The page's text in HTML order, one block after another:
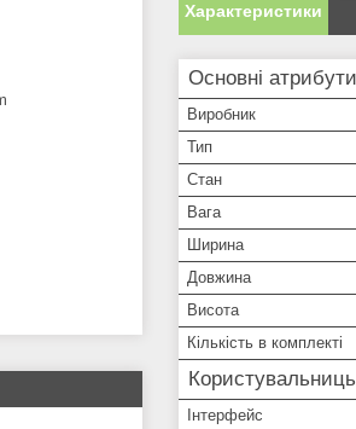
Характеристики
Основні атрибути
Виробник
Тип
Стан
Вага
Ширина
Довжина
Висота
Кількість в комплекті
Інтерфейс